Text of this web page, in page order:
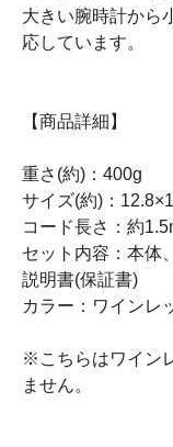
大きい腕時計から
応しています。
【商品詳細】
重さ(約)：400g
サイズ(約)：
コード長さ：約
セット内容：本体
説明書(保証書)
カラー：ワインレ
※こちらはワイン
ません。